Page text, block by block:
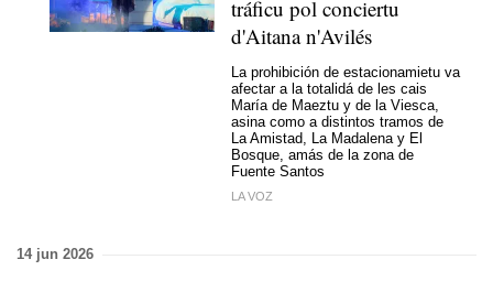
tráficu pol conciertu
d'Aitana n'Avilés
La prohibición de estacionamietu va
afectar a la totalidá de les cais
María de Maeztu y de la Viesca,
asina como a distintos tramos de
La Amistad, La Madalena y El
Bosque, amás de la zona de
Fuente Santos
LA VOZ
14 jun 2026